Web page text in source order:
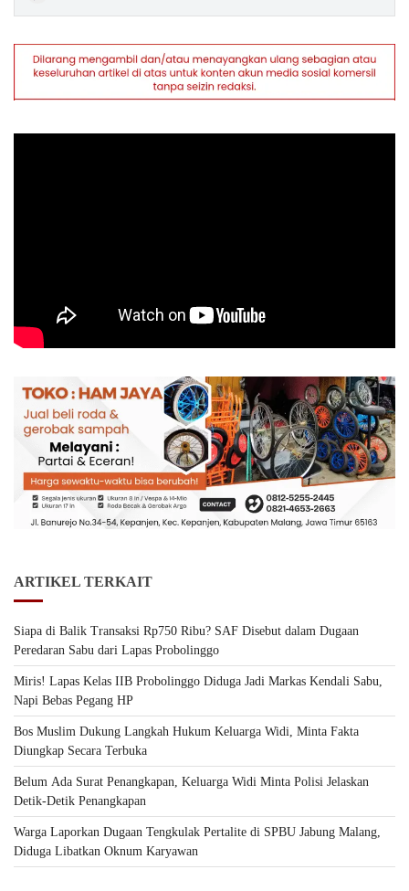
ARTIKEL TERKAIT
Siapa di Balik Transaksi Rp750 Ribu? SAF Disebut dalam Dugaan
Peredaran Sabu dari Lapas Probolinggo
Miris! Lapas Kelas IIB Probolinggo Diduga Jadi Markas Kendali Sabu,
Napi Bebas Pegang HP
Bos Muslim Dukung Langkah Hukum Keluarga Widi, Minta Fakta
Diungkap Secara Terbuka
Belum Ada Surat Penangkapan, Keluarga Widi Minta Polisi Jelaskan
Detik-Detik Penangkapan
Warga Laporkan Dugaan Tengkulak Pertalite di SPBU Jabung Malang,
Diduga Libatkan Oknum Karyawan